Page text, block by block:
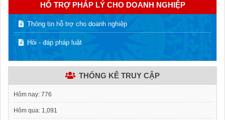
HỖ TRỢ PHÁP LÝ CHO DOANH NGHIỆP
Thông tin hỗ trợ cho doanh nghiệp
Hỏi - đáp pháp luật
THỐNG KÊ TRUY CẬP
Hôm nay: 776
Hôm qua: 1,091